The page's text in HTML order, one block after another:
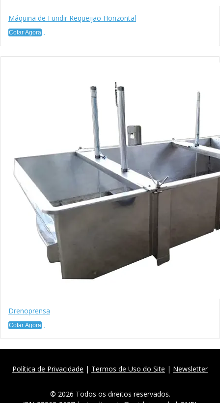
Máquina de Fundir Requeijão Horizontal
Cotar Agora
Drenoprensa
Cotar Agora
Política de Privacidade | Termos de Uso do Site | Newsletter
© 2026 Todos os direitos reservados.